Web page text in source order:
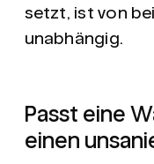
setzt, ist von
unabhängig.
Passt eine
einen